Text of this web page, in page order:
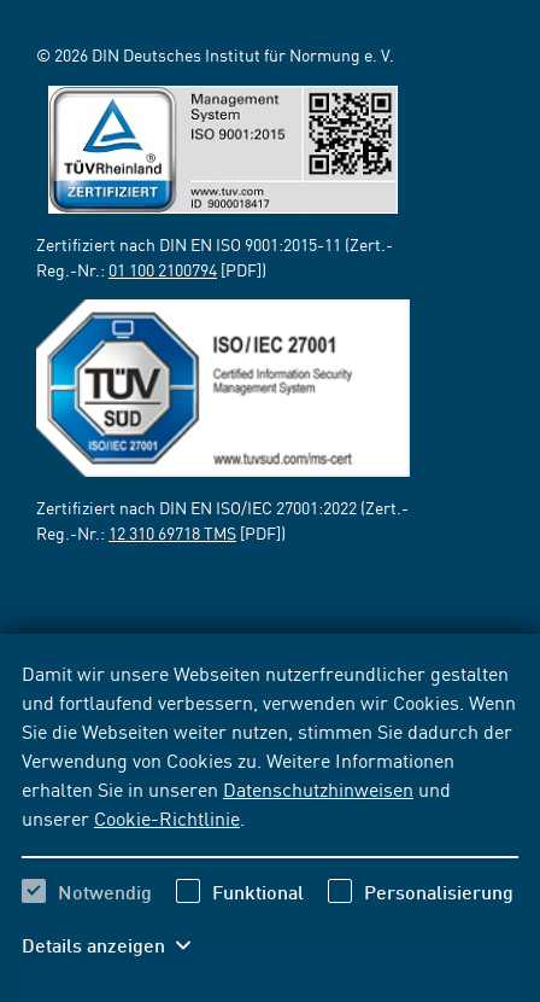
Damit wir unsere Webseiten nutzerfreundlicher gestalten
und fortlaufend verbessern, verwenden wir Cookies. Wenn
Sie die Webseiten weiter nutzen, stimmen Sie dadurch der
Verwendung von Cookies zu. Weitere Informationen
erhalten Sie in unseren Datenschutzhinweisen und
unserer Cookie-Richtlinie
Notwendig Funktional Personalisierung
Details anzeigen
© 2026 DIN Deutsches Institut für Normung e. V.
Zertifiziert nach DIN EN ISO 9001:2015-11 (Zert.-
Reg.-Nr.: 01 100 2100794 [PDF])
Zertifiziert nach DIN EN ISO/IEC 27001:2022 (Zert.-
Reg.-Nr.: 12 310 69718 TMS [PDF])